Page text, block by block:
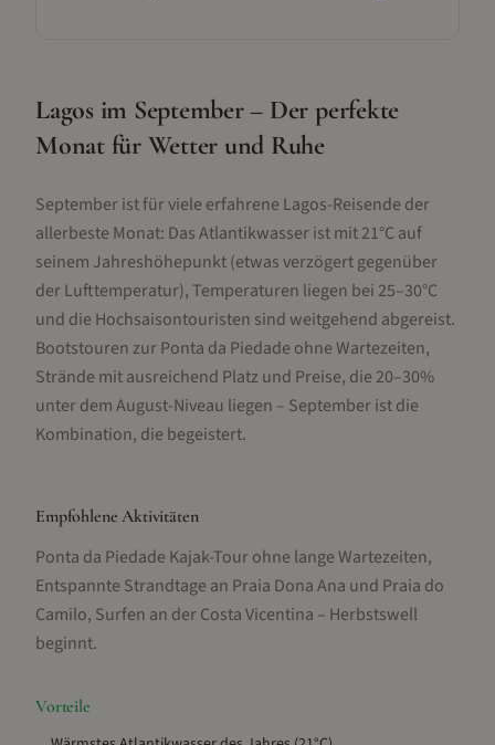
Lagos im September – Der perfekte
Monat für Wetter und Ruhe
September ist für viele erfahrene Lagos-Reisende der
allerbeste Monat: Das Atlantikwasser ist mit 21°C auf
seinem Jahreshöhepunkt (etwas verzögert gegenüber
der Lufttemperatur), Temperaturen liegen bei 25–30°C
und die Hochsaisontouristen sind weitgehend abgereist.
Bootstouren zur Ponta da Piedade ohne Wartezeiten,
Strände mit ausreichend Platz und Preise, die 20–30%
unter dem August-Niveau liegen – September ist die
Kombination, die begeistert.
Empfohlene Aktivitäten
Ponta da Piedade Kajak-Tour ohne lange Wartezeiten,
Entspannte Strandtage an Praia Dona Ana und Praia do
Camilo, Surfen an der Costa Vicentina – Herbstswell
beginnt.
Vorteile